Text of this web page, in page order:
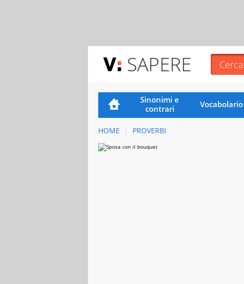
SAPERE
Sinonimi e
contrari
Vocabolario
HOME PROVERBI